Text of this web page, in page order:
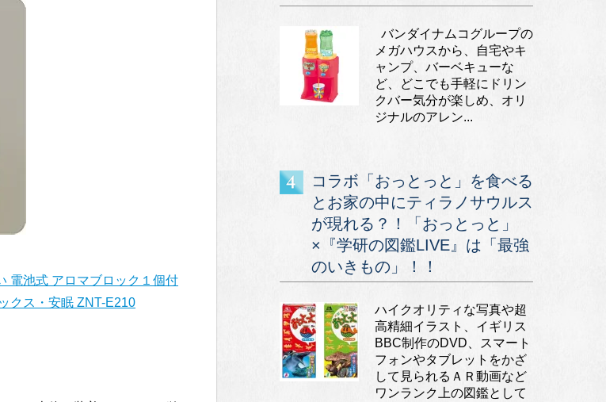
電池式 アロマブロック１個付
クス・安眠 ZNT-E210
バンダイナムコグループの
メガハウスから、自宅やキ
ャンプ、バーベキューな
ど、どこでも手軽にドリン
クバー気分が楽しめ、オリ
ジナルのアレン...
コラボ「おっとっと」を食べる
とお家の中にティラノサウルス
が現れる？！「おっとっと」
×『学研の図鑑LIVE』は「最強
のいきもの」！！
ハイクオリティな写真や超
高精細イラスト、イギリス
BBC制作のDVD、スマート
フォンやタブレットをかざ
して見られるＡＲ動画など
ワンランク上の図鑑として